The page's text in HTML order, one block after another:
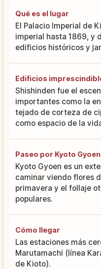
Qué es el lugar
El Palacio Imperial de
imperial hasta 1869, y
edificios históricos y
Edificios
Shishinden fue el
importantes como la
tejado de corteza de
como espacio de la
Paseo por Kyoto Gyoen
Kyoto Gyoen es un
caminar viendo flores
primavera y el follaje
populares.
Cómo llegar
Las estaciones más
Marutamachi (línea
de Kioto).